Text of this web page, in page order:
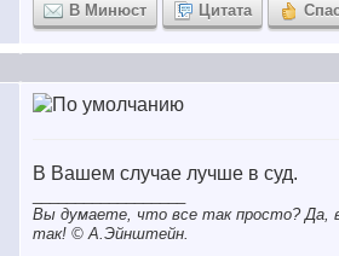
В Минюст Цитата
В Вашем случае лучше в суд.
Вы думаете, что все так просто? Да,
так! © A.Эйнштейн.